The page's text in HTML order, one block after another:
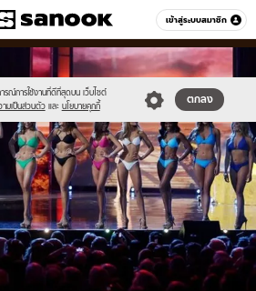
เข้าสู่ระบบสมาชิก
หมวดอื่นๆ
ารณ์การใช้งานที่ดีที่สุดบน เว็บไซต์
ามเป็นส่วนตัว และ นโยบายคุกกี้
ตกลง
logo-
6705242/news13.jpg